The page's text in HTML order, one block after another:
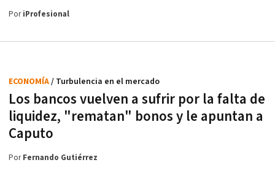
PoriProfesional
Los bancos vuelven a sufrir por la falta de
liquidez, "rematan" bonos y le apuntan a
Caputo
ECONOMÍA/ Turbulencia en el mercado
PorFernando Gutiérrez